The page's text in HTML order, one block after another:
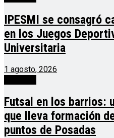
IPESMI se consagró
en los Juegos
Universitaria
1 agosto, 2026
Futsal en los barrios:
que lleva formación
puntos de Posadas